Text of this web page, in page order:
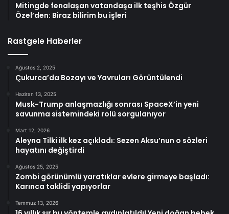
Mitingde fenalaşan vatandaşa ilk teşhis Özgür
Özel’den: Biraz bilirim bu işleri
Rastgele Haberler
Ağustos 2, 2025
Çukurca’da Bozayı ve Yavruları Görüntülendi
Haziran 13, 2025
Musk-Trump anlaşmazlığı sonrası SpaceX’in yeni
savunma sistemindeki rolü sorgulanıyor
Mart 12, 2026
Aleyna Tilki ilk kez açıkladı: Sezen Aksu’nun o sözleri
hayatını değiştirdi
Ağustos 25, 2025
Zombi görünümlü yaratıklar evlere girmeye başladı:
Karınca taklidi yapıyorlar
Temmuz 13, 2026